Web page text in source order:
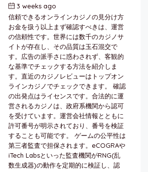
3 weeks ago
信頼できるオンラインカジノの見分け方
お金を扱う以上まず確認すべきは、運営
の信頼性です。世界には数千のカジノサ
イトが存在し、その品質は玉石混交で
す。広告の派手さに惑わされず、客観的
な基準でチェックする方法を紹介しま
す。直近のカジノレビューはトップオン
ラインカジノでチェックできます。 確認
の出発点はライセンスです。合法的に運
営されるカジノは、政府系機関から認可
を受けています。運営会社情報とともに
許可番号が明示されており、番号を検証
することも可能です。 ゲームの公平性は
第三者監査で担保されます。eCOGRAや
iTech Labsといった監査機関がRNG(乱
数生成器)の動作を定期的に検証し、認